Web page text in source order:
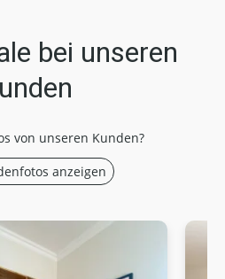
bei unseren
von unseren Kunden?
anzeigen